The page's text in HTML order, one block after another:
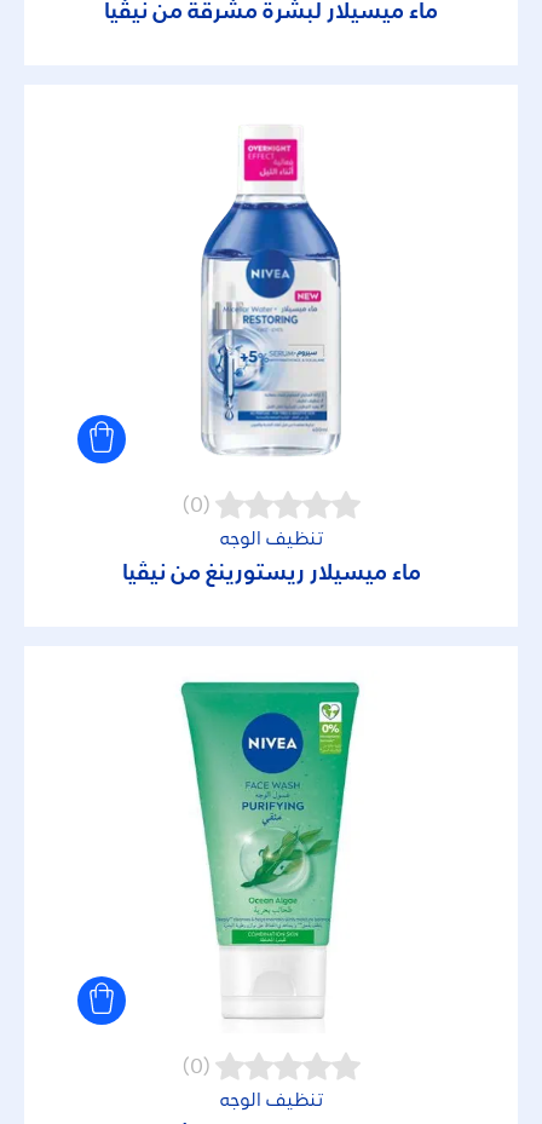
ماء ميسيلار لبشرة مشرقة من نيڤيا
(0)
تنظيف الوجه
ماء ميسيلار ريستورينغ من نيڤيا
(0)
تنظيف الوجه